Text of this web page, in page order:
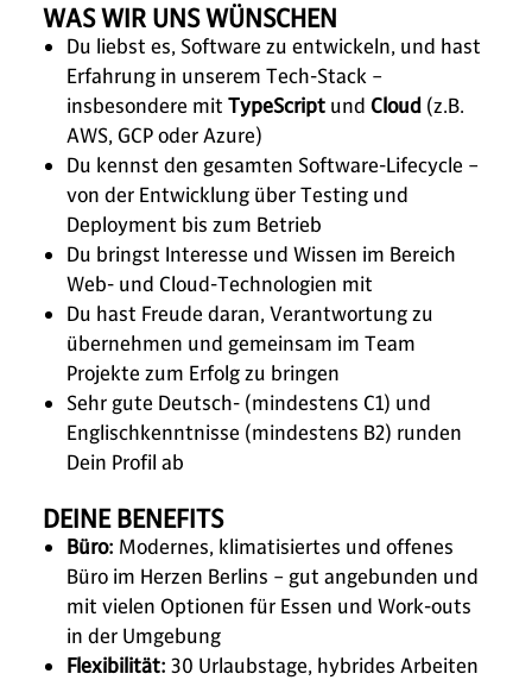
WAS WIR UNS WÜNSCHEN
Du liebst es, Software zu entwickeln, und hast
Erfahrung in unserem Tech-Stack –
insbesondere mit TypeScript und Cloud (z.B.
AWS, GCP oder Azure)
Du kennst den gesamten Software-Lifecycle –
von der Entwicklung über Testing und
Deployment bis zum Betrieb
Du bringst Interesse und Wissen im Bereich
Web- und Cloud-Technologien mit
Du hast Freude daran, Verantwortung zu
übernehmen und gemeinsam im Team
Projekte zum Erfolg zu bringen
Sehr gute Deutsch- (mindestens C1) und
Englischkenntnisse (mindestens B2) runden
Dein Profil ab
DEINE BENEFITS
Büro: Modernes, klimatisiertes und offenes
Büro im Herzen Berlins – gut angebunden und
mit vielen Optionen für Essen und Work-outs
in der Umgebung
Flexibilität: 30 Urlaubstage, hybrides Arbeiten